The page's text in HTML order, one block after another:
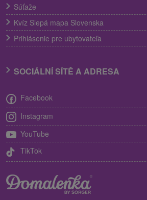
Súťaže
Kvíz Slepá mapa Slovenska
Prihlásenie pre ubytovateľa
SOCIÁLNÍ SÍTĚ A ADRESA
Facebook
Instagram
YouTube
TikTok